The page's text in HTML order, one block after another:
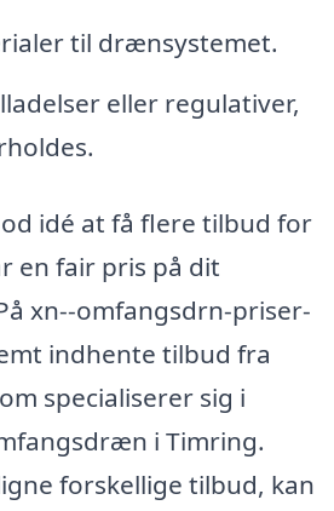
til drænsystemet.
eller regulativer,
idé at få flere tilbud for
en fair pris på dit
xn--omfangsdrn-priser-
indhente tilbud fra
specialiserer sig i
i Timring.
forskellige tilbud, kan